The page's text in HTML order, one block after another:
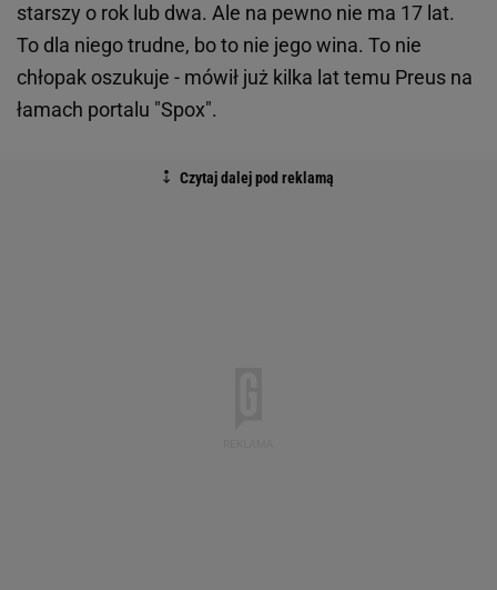
starszy o rok lub dwa. Ale na pewno nie ma 17 lat.
To dla niego trudne, bo to nie jego wina. To nie
chłopak oszukuje - mówił już kilka lat temu Preus na
łamach portalu "Spox".